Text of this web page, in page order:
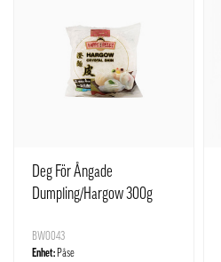
Deg För Ångade
Dumpling/Hargow 300g
BW0043
Enhet: Påse